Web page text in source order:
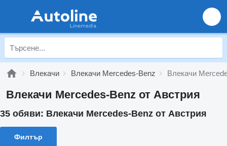
Влекачи Влекачи Mercedes-Benz Влекачи
Влекачи Mercedes-Benz от Австрия
35 обяви: Влекачи Mercedes-Benz от Австрия
Филтър